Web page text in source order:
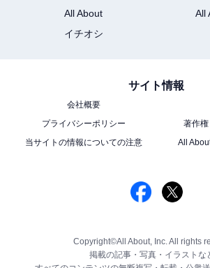
All About
All
イチオシ
サイト情報
会社概要
プライバシーポリシー
著作
当サイトの情報についての注意
All
Copyright©All About, Inc. All rights
掲載の記事・写真・イラストな